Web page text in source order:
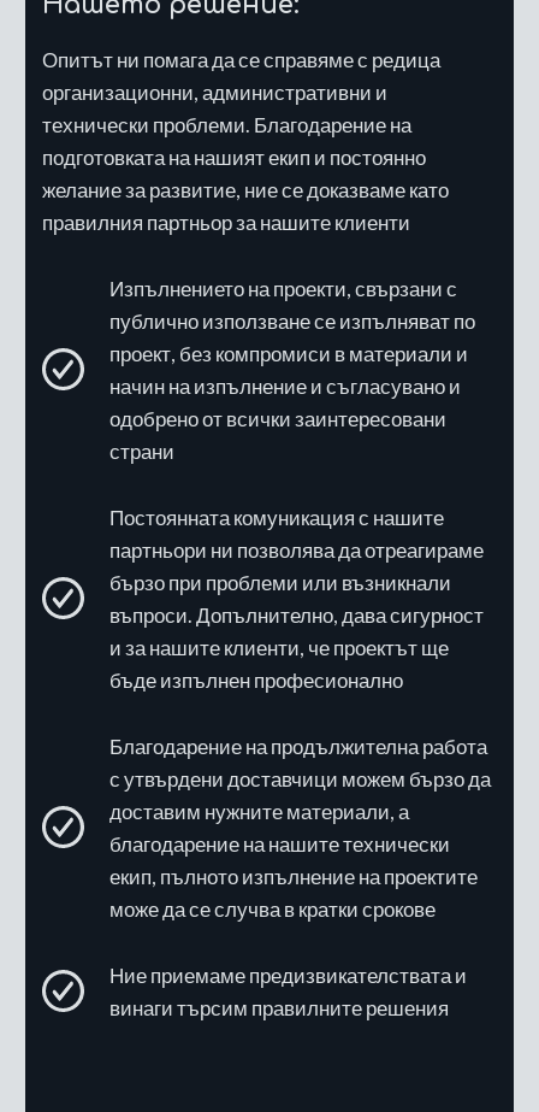
Опитът ни помага да се справяме с редица
организационни, административни и
технически проблеми. Благодарение на
подготовката на нашият екип и постоянно
желание за развитие, ние се доказваме като
правилния партньор за нашите клиенти
Изпълнението на проекти, свързани с
публично използване се изпълняват по
проект, без компромиси в материали и
начин на изпълнение и съгласувано и
одобрено от всички заинтересовани
страни
Постоянната комуникация с нашите
партньори ни позволява да отреагираме
бързо при проблеми или възникнали
въпроси. Допълнително, дава сигурност
и за нашите клиенти, че проектът ще
бъде изпълнен професионално
Благодарение на продължителна работа
с утвърдени доставчици можем бързо да
доставим нужните материали, а
благодарение на нашите технически
екип, пълното изпълнение на проектите
може да се случва в кратки срокове
Ние приемаме предизвикателствата и
винаги търсим правилните решения